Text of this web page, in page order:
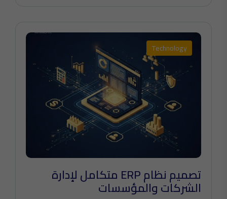
Technology
تصميم نظام ERP متكامل لإدارة
الشركات والمؤسسات